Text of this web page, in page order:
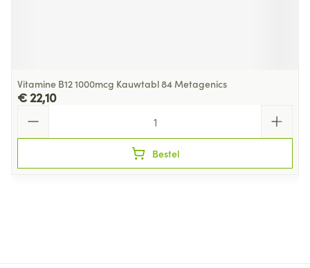
Vitamine B12 1000mcg Kauwtabl 84 Metagenics
€ 22,10
Bestel